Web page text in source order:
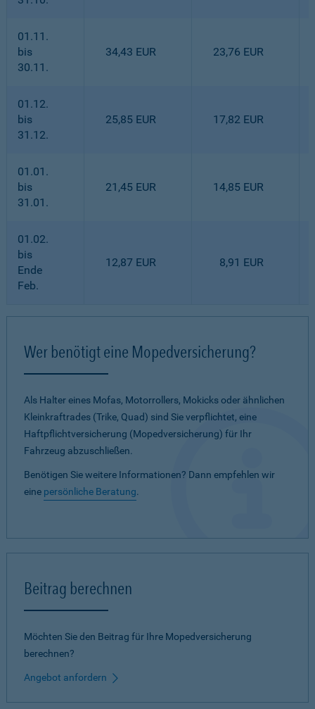
01.11.
bis
30.11.
34,43 EUR 23,76 EUR
01.12.
bis
31.12.
25,85 EUR 17,82 EUR
01.01.
bis
31.01.
21,45 EUR 14,85 EUR
01.02.
bis
Ende
Feb.
12,87 EUR 8,91 EUR
Wer benötigt eine Mopedversicherung?
Als Halter eines Mofas, Motorrollers, Mokicks oder ähnlichen
Kleinkraftrades (Trike, Quad) sind Sie verpflichtet, eine
Haftpflichtversicherung (Mopedversicherung) für Ihr
Fahrzeug abzuschließen.
Benötigen Sie weitere Informationen? Dann empfehlen wir
eine persönliche Beratung.
Beitrag berechnen
Möchten Sie den Beitrag für Ihre Mopedversicherung
berechnen?
Angebot anfordern